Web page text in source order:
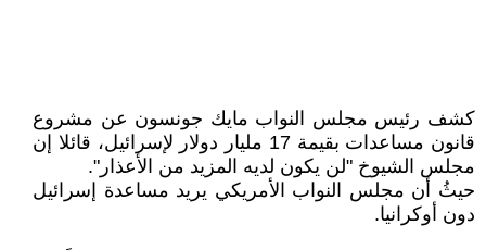
كشف رئيس مجلس النواب مايك جونسون عن مشروع
قانون مساعدات بقيمة 17 مليار دولار لإسرائيل، قائلا إن
مجلس الشيوخ "لن يكون لديه المزيد من الأعذار".
حيثُ أن مجلس النواب الأمريكي يريد مساعدة إسرائيل
دون أوكرانيا.